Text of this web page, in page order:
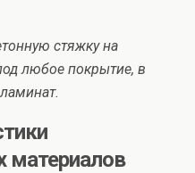
стяжку на
любое покрытие, в
материалов